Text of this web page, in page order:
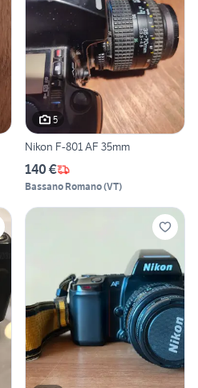
5
Nikon F-801 AF 35mm
140 €
Bassano Romano(VT)